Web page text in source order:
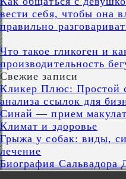
вести себя, чтобы она
правильно
Что такое гликоген и
производительность
Свежие записи
Кликер Плюс: Простой
анализа ссылок для
Синай — прием
Климат и здоровье
Грыжа у собак: виды,
лечение
Биография Сальвадора